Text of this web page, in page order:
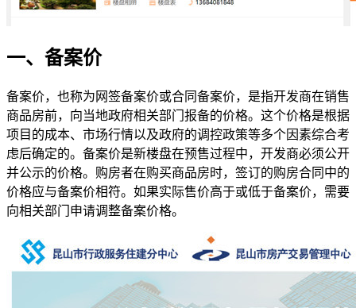
一、备案价
备案价，也称为网签备案价或合同备案价，是指开发商在销售
商品房前，向当地政府相关部门报备的价格。这个价格是根据
项目的成本、市场行情以及政府的调控政策等多个因素综合考
虑后确定的。备案价是新楼盘在预售过程中，开发商必须公开
并公示的价格。购房者在购买商品房时，签订的购房合同中的
价格应与备案价相符。如果实际售价高于或低于备案价，需要
向相关部门申请调整备案价格。